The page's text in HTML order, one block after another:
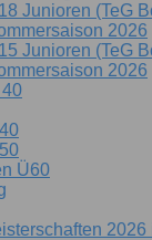
Junioren (TeG
2026
Junioren (TeG
2026
40
Ü60
2026